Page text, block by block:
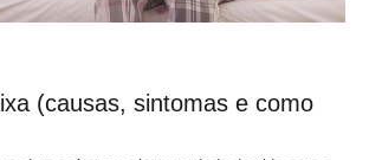
(causas, sintomas e como